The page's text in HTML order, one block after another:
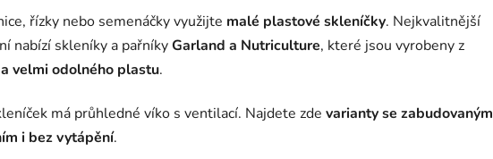
řízky nebo semenáčky využijte malé plastové skleníčky. Nejkvalitnější
nabízí skleníky a pařníkyGarland a Nutriculture, které jsou vyrobeny z
velmi odolného plastu.
má průhledné víko s ventilací. Najdete zde varianty se zabudovaným
i bez vytápění.